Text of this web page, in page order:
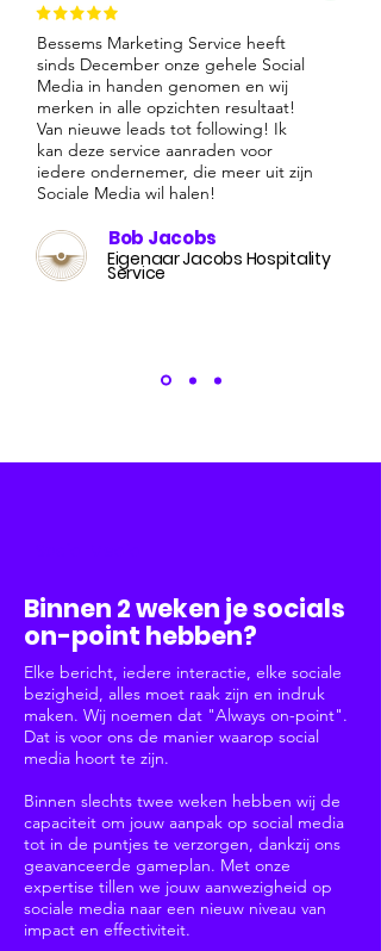
Bessems Marketing Service heeft
sinds December onze gehele Social
Media in handen genomen en wij
merken in alle opzichten resultaat!
Van nieuwe leads tot following! Ik
kan deze service aanraden voor
iedere ondernemer, die meer uit zijn
Sociale Media wil halen!
Bob Jacobs
Eigenaar Jacobs Hospitality
Service
Binnen 2 weken je socials
on-point hebben?
Elke bericht, iedere interactie, elke sociale
bezigheid, alles moet raak zijn en indruk
maken. Wij noemen dat "Always on-point".
Dat is voor ons de manier waarop social
media hoort te zijn.
Binnen slechts twee weken hebben wij de
capaciteit om jouw aanpak op social media
tot in de puntjes te verzorgen, dankzij ons
geavanceerde gameplan. Met onze
expertise tillen we jouw aanwezigheid op
sociale media naar een nieuw niveau van
impact en effectiviteit.